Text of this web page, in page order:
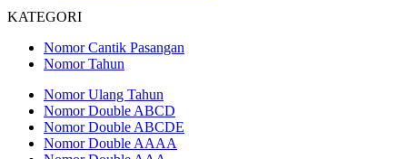
KATEGORI
Nomor Cantik Pasangan
Nomor Tahun
Nomor Ulang Tahun
Nomor Double ABCD
Nomor Double ABCDE
Nomor Double AAAA